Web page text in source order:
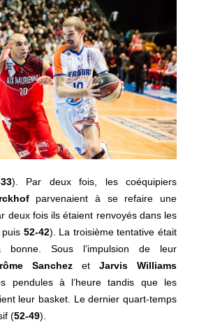
). Par deux fois, les coéquipiers
parvenaient à se refaire une
deux fois ils étaient renvoyés dans les
52-42). La troisième tentative était
bonne. Sous l’impulsion de leur
Sanchez et Jarvis Williams
pendules à l’heure tandis que les
leur basket. Le dernier quart-temps
(52-49).